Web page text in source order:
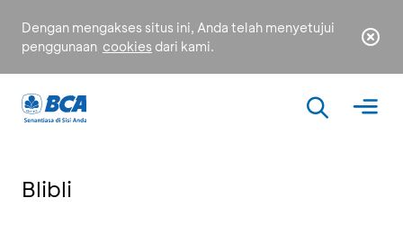
Dengan mengakses situs ini, Anda telah menyetujui
penggunaan cookies dari kami.
Blibli